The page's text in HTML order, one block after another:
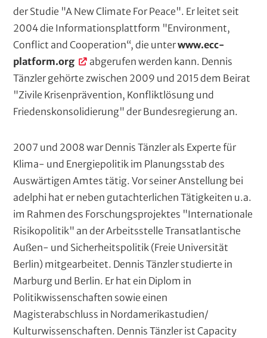
der Studie "A New Climate For Peace". Er leitet seit
2004 die Informationsplattform "Environment,
Conflict and Cooperation“, die unterwww.ecc-
platform.org
abgerufen werden kann. Dennis
Tänzler gehörte zwischen 2009 und 2015 dem Beirat
"Zivile Krisenprävention, Konfliktlösung und
Friedenskonsolidierung" der Bundesregierung an.
2007 und 2008 war Dennis Tänzler als Experte für
Klima- und Energiepolitik im Planungsstab des
Auswärtigen Amtes tätig. Vor seiner Anstellung bei
adelphi hat er neben gutachterlichen Tätigkeiten u.a.
im Rahmen des Forschungsprojektes "Internationale
Risikopolitik" an der Arbeitsstelle Transatlantische
Außen- und Sicherheitspolitik (Freie Universität
Berlin) mitgearbeitet. Dennis Tänzler studierte in
Marburg und Berlin. Er hat ein Diplom in
Politikwissenschaften sowie einen
Magisterabschluss in Nordamerikastudien/
Kulturwissenschaften. Dennis Tänzler ist Capacity